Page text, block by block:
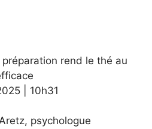
rend le thé au
10h31
psychologue